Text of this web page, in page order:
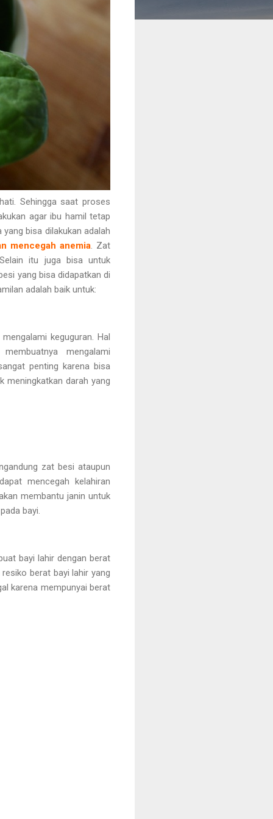
Sehingga saat proses
agar ibu hamil tetap
bisa dilakukan adalah
mencegah anemia. Zat
itu juga bisa untuk
yang bisa didapatkan di
adalah baik untuk:
keguguran. Hal
mengalami
penting karena bisa
meningkatkan darah yang
zat besi ataupun
mencegah kelahiran
membantu janin untuk
bayi.
bayi lahir dengan berat
berat bayi lahir yang
karena mempunyai berat